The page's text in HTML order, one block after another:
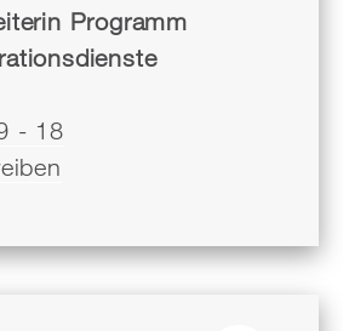
Programm
- 18